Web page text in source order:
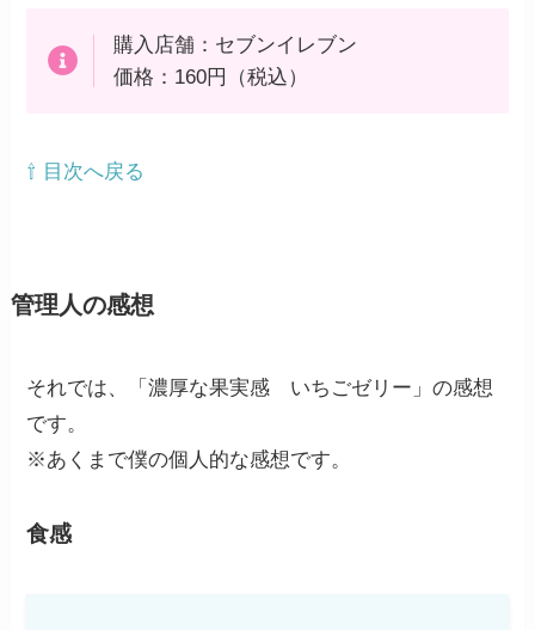
購入店舗：セブンイレブン
価格：160円（税込）
⇧ 目次へ戻る
管理人の感想
それでは、「濃厚な果実感 いちごゼリー」の感想
です。
※あくまで僕の個人的な感想です。
食感